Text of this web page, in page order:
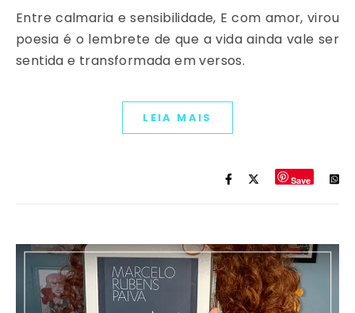
Entre calmaria e sensibilidade, E com amor, virou
poesia é o lembrete de que a vida ainda vale ser
sentida e transformada em versos.
LEIA MAIS
Save